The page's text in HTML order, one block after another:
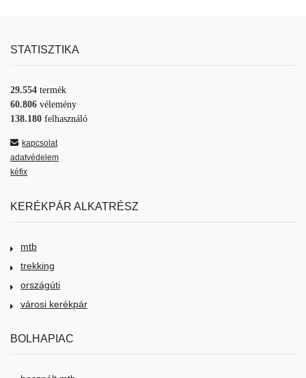
STATISZTIKA
29.554 termék
60.806 vélemény
138.180 felhasználó
kapcsolat
adatvédelem
kéfix
KERÉKPÁR ALKATRÉSZ
mtb
trekking
országúti
városi kerékpár
BOLHAPIAC